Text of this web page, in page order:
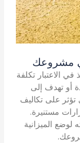
مشروعك
الاعتبار تكلفة
أو تهدف إلى
على تكاليف
مستنيرة.
الميزانية